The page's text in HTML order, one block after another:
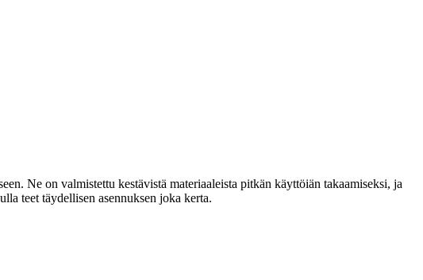
Ne on valmistettu kestävistä materiaaleista pitkän käyttöiän takaamiseksi, ja
teet täydellisen asennuksen joka kerta.